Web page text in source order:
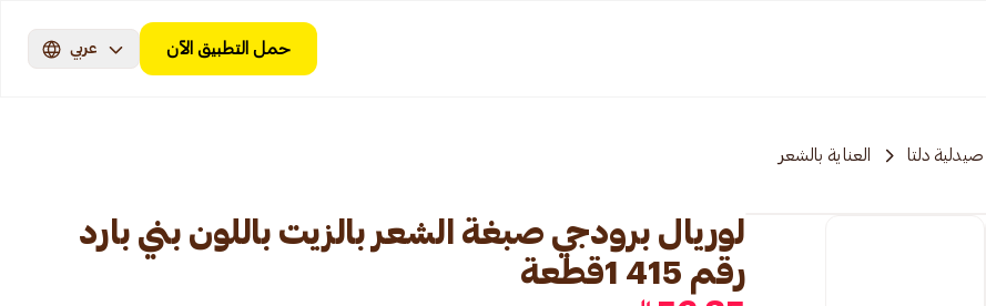
حمل التطبيق الآن عربي
صيدلية دلتا العناية بالشعر
لوريال برودجي صبغة الشعر بالزيت باللون بني بارد
رقم 415 1قطعة